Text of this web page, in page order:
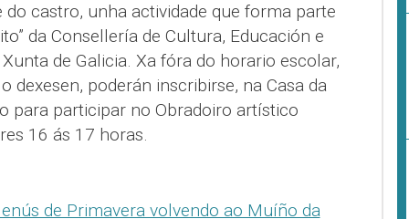
castro, unha actividade que forma parte
da Consellería de Cultura, Educación e
de Galicia. Xa fóra do horario escolar,
dexesen, poderán inscribirse, na Casa da
para participar no Obradoiro artístico
16 ás 17 horas.
de Primavera volvendo ao Muíño da